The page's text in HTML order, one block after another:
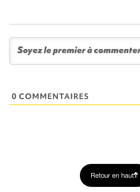
0 COMMENTAIRES
Retour en haut